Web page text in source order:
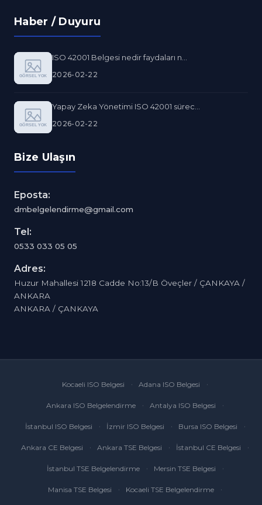
Haber / Duyuru
ISO 42001 Belgesi nedir faydaları n...
2026-02-22
Yapay Zeka Yönetimi ISO 42001 sürec...
2026-02-22
Bize Ulaşın
Eposta:
dmbelgelendirme@gmail.com
Tel:
0533 033 05 05
Adres:
Huzur Mahallesi 1218 Cadde No:13/B Öveçler / ÇANKAYA /
ANKARA
ANKARA / ÇANKAYA
Kocaeli ISO Belgesi Adana ISO Belgesi
Ankara ISO Belgelendirme Antalya ISO Belgesi
İstanbul ISO Belgesi İzmir ISO Belgesi Bursa ISO Belgesi
Ankara CE Belgesi Ankara TSE Belgesi İstanbul CE Belgesi
İstanbul TSE Belgelendirme Mersin TSE Belgesi
Manisa TSE Belgesi Kocaeli TSE Belgelendirme